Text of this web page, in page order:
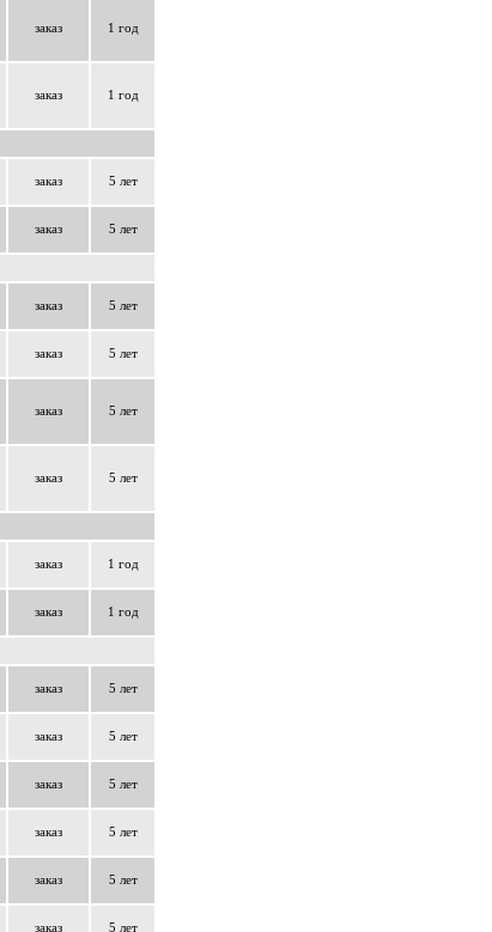
заказ 1 год
заказ 1 год
заказ 5 лет
заказ 5 лет
заказ 5 лет
заказ 5 лет
заказ 5 лет
заказ 5 лет
заказ 1 год
заказ 1 год
заказ 5 лет
заказ 5 лет
заказ 5 лет
заказ 5 лет
заказ 5 лет
заказ 5 лет